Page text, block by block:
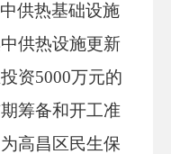
供热基础设施
供热设施更新
资5000万元的
筹备和开工准
高昌区民生保